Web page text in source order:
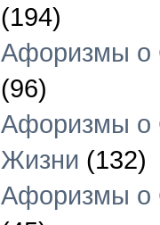
(194)
Афоризмы о
(96)
Афоризмы о
Жизни (132)
Афоризмы о